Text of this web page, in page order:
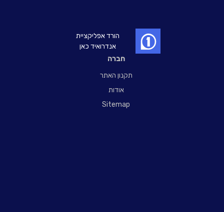
חברה
תקנון האתר
אודות
Sitemap
הורד אפליקציית
אנדרואיד כאן